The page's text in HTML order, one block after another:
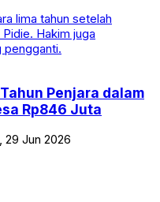
Penjara dalam
Rp846 Juta
29 Jun 2026